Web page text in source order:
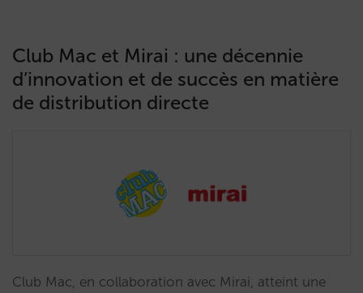
Club Mac et Mirai : une décennie
d’innovation et de succès en matière
de distribution directe
Club Mac, en collaboration avec Mirai, atteint une